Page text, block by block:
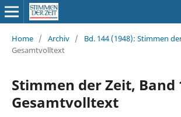
Home / Archiv / Bd. 144 (1948): Stimmen
Gesamtvolltext
Stimmen der Zeit, Band
Gesamtvolltext